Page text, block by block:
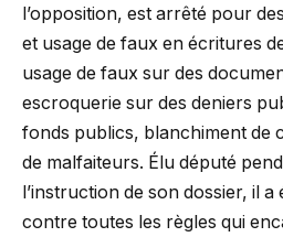
l’opposition, est arrêté pour
et usage de faux en écritures
usage de faux sur des
escroquerie sur des deniers
fonds publics, blanchiment de
de malfaiteurs. Élu député
l’instruction de son dossier, il
contre toutes les règles qui